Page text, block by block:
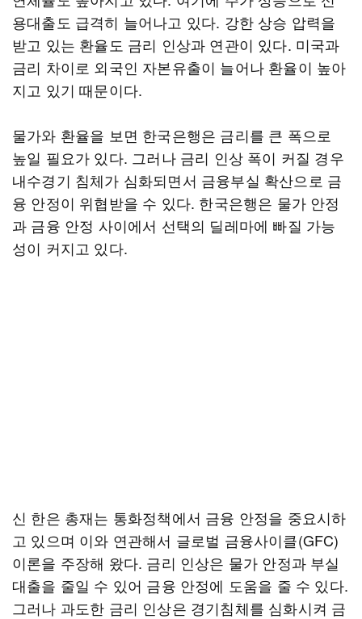
용대출도 급격히 늘어나고 있다. 강한 상승 압력을
받고 있는 환율도 금리 인상과 연관이 있다. 미국과
금리 차이로 외국인 자본유출이 늘어나 환율이 높아
지고 있기 때문이다.
물가와 환율을 보면 한국은행은 금리를 큰 폭으로
높일 필요가 있다. 그러나 금리 인상 폭이 커질 경우
내수경기 침체가 심화되면서 금융부실 확산으로 금
융 안정이 위협받을 수 있다. 한국은행은 물가 안정
과 금융 안정 사이에서 선택의 딜레마에 빠질 가능
성이 커지고 있다.
신 한은 총재는 통화정책에서 금융 안정을 중요시하
고 있으며 이와 연관해서 글로벌 금융사이클(GFC)
이론을 주장해 왔다. 금리 인상은 물가 안정과 부실
대출을 줄일 수 있어 금융 안정에 도움을 줄 수 있다.
그러나 과도한 금리 인상은 경기침체를 심화시켜 금